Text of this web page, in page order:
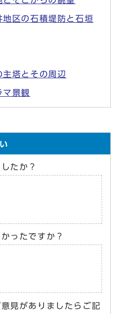
区の石積堤防と石垣
塔とその周辺
景観
たか？
ったですか？
見がありましたらご記